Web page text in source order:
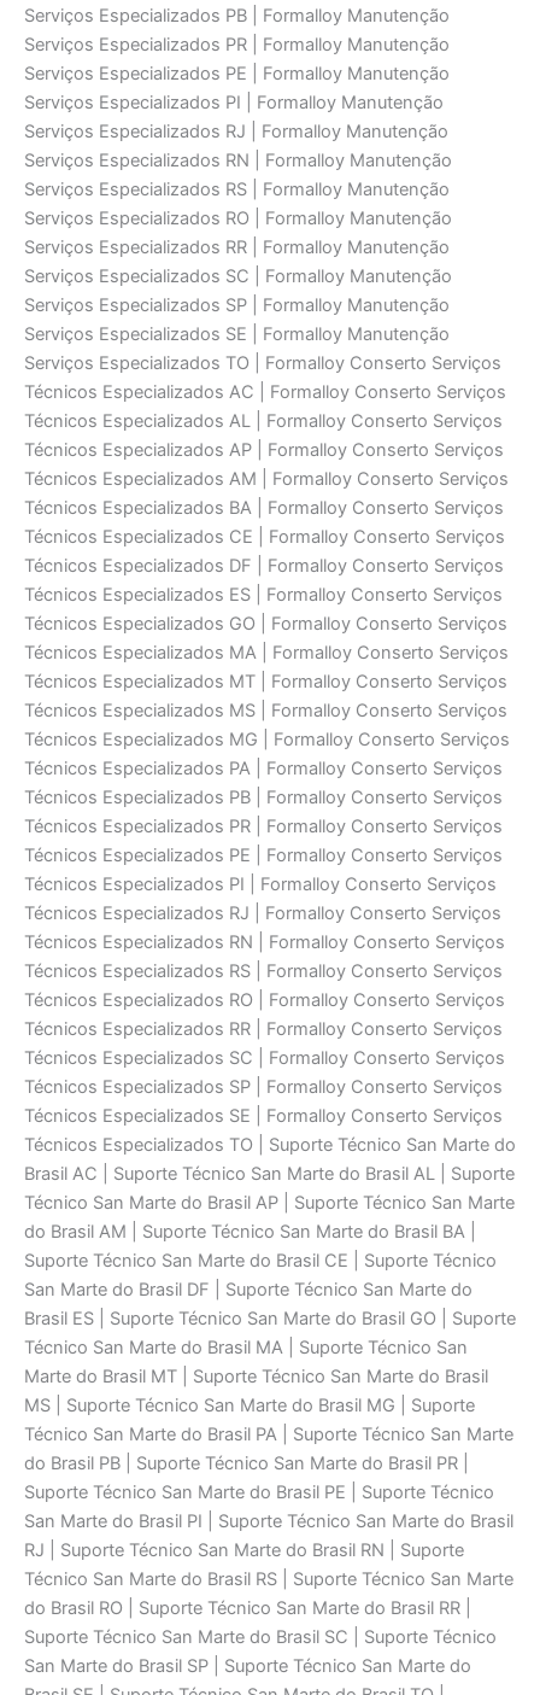
Serviços Especializados PB | Formalloy Manutenção
Serviços Especializados PR | Formalloy Manutenção
Serviços Especializados PE | Formalloy Manutenção
Serviços Especializados PI | Formalloy Manutenção
Serviços Especializados RJ | Formalloy Manutenção
Serviços Especializados RN | Formalloy Manutenção
Serviços Especializados RS | Formalloy Manutenção
Serviços Especializados RO | Formalloy Manutenção
Serviços Especializados RR | Formalloy Manutenção
Serviços Especializados SC | Formalloy Manutenção
Serviços Especializados SP | Formalloy Manutenção
Serviços Especializados SE | Formalloy Manutenção
Serviços Especializados TO | Formalloy Conserto Serviços
Técnicos Especializados AC | Formalloy Conserto Serviços
Técnicos Especializados AL | Formalloy Conserto Serviços
Técnicos Especializados AP | Formalloy Conserto Serviços
Técnicos Especializados AM | Formalloy Conserto Serviços
Técnicos Especializados BA | Formalloy Conserto Serviços
Técnicos Especializados CE | Formalloy Conserto Serviços
Técnicos Especializados DF | Formalloy Conserto Serviços
Técnicos Especializados ES | Formalloy Conserto Serviços
Técnicos Especializados GO | Formalloy Conserto Serviços
Técnicos Especializados MA | Formalloy Conserto Serviços
Técnicos Especializados MT | Formalloy Conserto Serviços
Técnicos Especializados MS | Formalloy Conserto Serviços
Técnicos Especializados MG | Formalloy Conserto Serviços
Técnicos Especializados PA | Formalloy Conserto Serviços
Técnicos Especializados PB | Formalloy Conserto Serviços
Técnicos Especializados PR | Formalloy Conserto Serviços
Técnicos Especializados PE | Formalloy Conserto Serviços
Técnicos Especializados PI | Formalloy Conserto Serviços
Técnicos Especializados RJ | Formalloy Conserto Serviços
Técnicos Especializados RN | Formalloy Conserto Serviços
Técnicos Especializados RS | Formalloy Conserto Serviços
Técnicos Especializados RO | Formalloy Conserto Serviços
Técnicos Especializados RR | Formalloy Conserto Serviços
Técnicos Especializados SC | Formalloy Conserto Serviços
Técnicos Especializados SP | Formalloy Conserto Serviços
Técnicos Especializados SE | Formalloy Conserto Serviços
Técnicos Especializados TO | Suporte Técnico San Marte do
Brasil AC | Suporte Técnico San Marte do Brasil AL | Suporte
Técnico San Marte do Brasil AP | Suporte Técnico San Marte
do Brasil AM | Suporte Técnico San Marte do Brasil BA |
Suporte Técnico San Marte do Brasil CE | Suporte Técnico
San Marte do Brasil DF | Suporte Técnico San Marte do
Brasil ES | Suporte Técnico San Marte do Brasil GO | Suporte
Técnico San Marte do Brasil MA | Suporte Técnico San
Marte do Brasil MT | Suporte Técnico San Marte do Brasil
MS | Suporte Técnico San Marte do Brasil MG | Suporte
Técnico San Marte do Brasil PA | Suporte Técnico San Marte
do Brasil PB | Suporte Técnico San Marte do Brasil PR |
Suporte Técnico San Marte do Brasil PE | Suporte Técnico
San Marte do Brasil PI | Suporte Técnico San Marte do Brasil
RJ | Suporte Técnico San Marte do Brasil RN | Suporte
Técnico San Marte do Brasil RS | Suporte Técnico San Marte
do Brasil RO | Suporte Técnico San Marte do Brasil RR |
Suporte Técnico San Marte do Brasil SC | Suporte Técnico
San Marte do Brasil SP | Suporte Técnico San Marte do